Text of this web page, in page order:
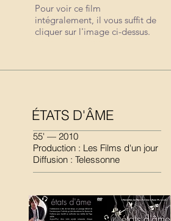
Pour voir ce film
intégralement, il vous suffit de
cliquer sur l'image ci-dessus.
Pour voir ce film
intégralement, il vous suffit de
cliquer sur l'image ci-dessus.
ÉTATS D'ÂME
55' — 2010
Production : Les Films d'un jour
Diffusion : Telessonne